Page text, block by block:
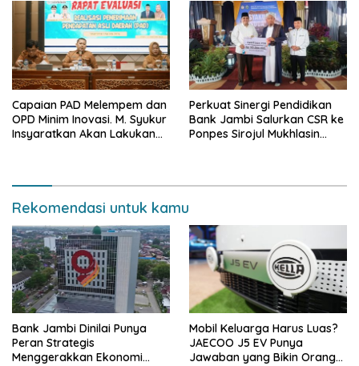
bisa jaga diri, 60% masa
depan sudah ada di tangan”
Capaian PAD Melempem dan
OPD Minim Inovasi. M. Syukur
Insyaratkan Akan Lakukan
Perkuat Sinergi Pendidikan
Bank Jambi Salurkan CSR ke
Ponpes Sirojul Mukhlasin
Rekomendasi untuk kamu
Bank Jambi Dinilai Punya
Peran Strategis
Menggerakkan Ekonomi
Mobil Keluarga Harus Luas?
JAECOO J5 EV Punya
Jawaban yang Bikin Orang